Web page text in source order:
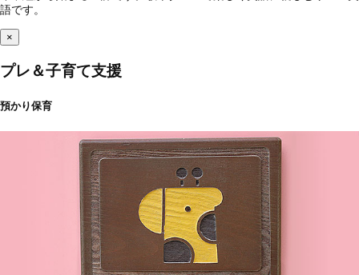
語です。
×
プレ＆子育て支援
預かり保育